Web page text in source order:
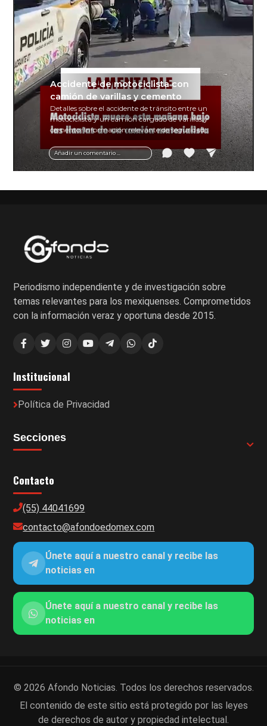
Añadir un comentario ...
Accidente de motociclista con
camión de varillas y cemento
Detalles sobre el accidente de tránsito entre un
motociclista y un camión cargado de varillas y
cemento. Información relevante de seguridad
vial y recomendaciones para motociclistas.
Periodismo independiente y de investigación sobre
temas relevantes para los mexiquenses. Comprometidos
con la información veraz y oportuna desde 2015.
Institucional
Política de Privacidad
Secciones
Contacto
(55) 44041699
contacto@afondoedomex.com
Únete aquí a nuestro canal y recibe las
noticias en
Únete aquí a nuestro canal y recibe las
noticias en
© 2026 Afondo Noticias. Todos los derechos reservados.
El contenido de este sitio está protegido por las leyes
de derechos de autor y propiedad intelectual.